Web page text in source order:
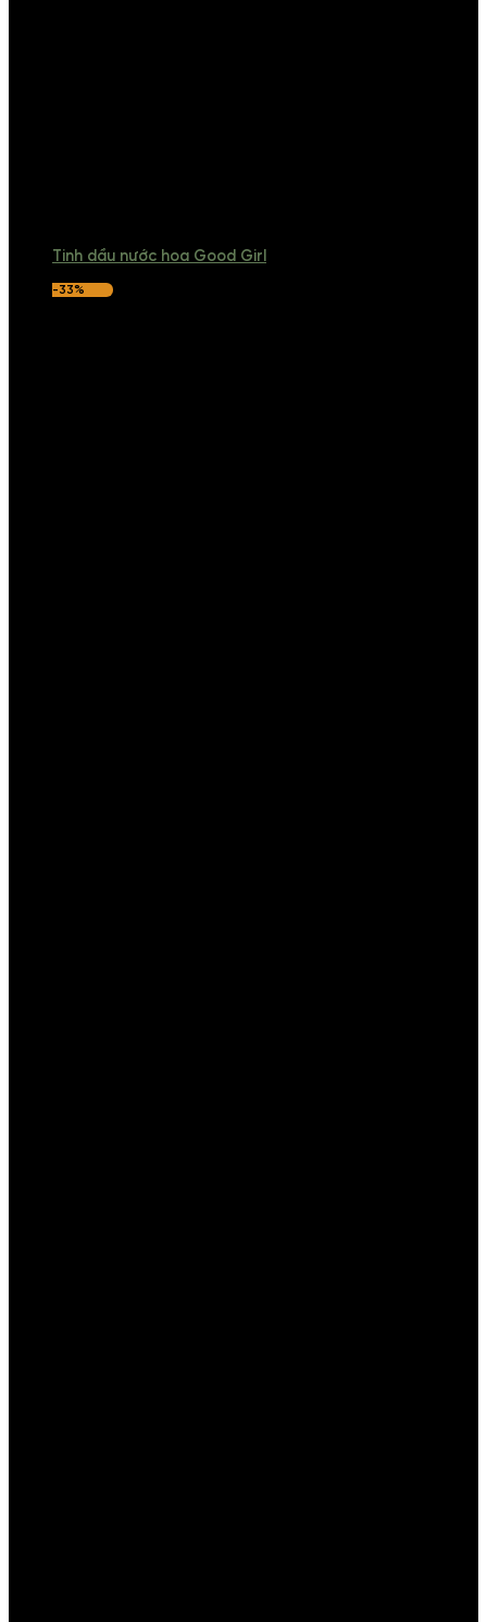
Tinh dầu nước hoa Good Girl
-33%